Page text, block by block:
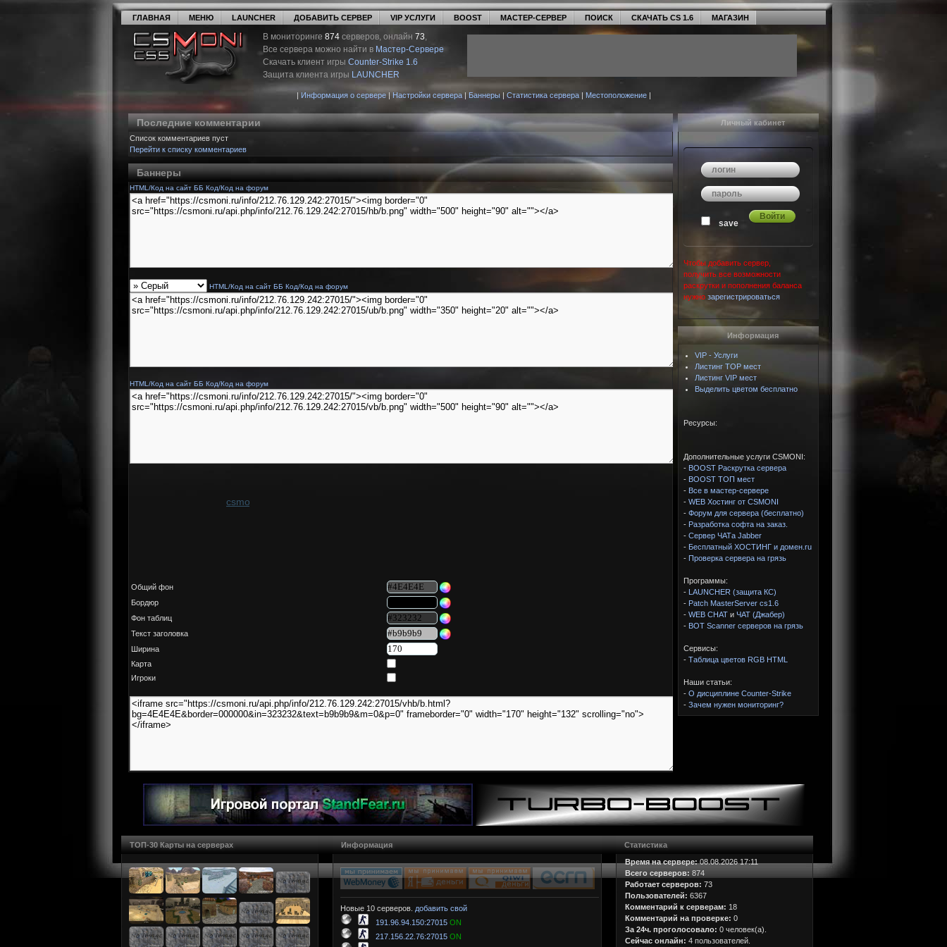
ГЛАВНАЯ МЕНЮ LAUNCHER ДОБАВИТЬ СЕРВЕР VIP УСЛУГИ BOOST МАСТЕР-СЕРВЕР ПОИСК СКАЧАТЬ CS 1.6 МАГАЗИН
В мониторинге 874 серверов, онлайн 73,
Все сервера можно найти в Мастер-Сервере
Скачать клиент игры Counter-Strike 1.6
Защита клиента игры LAUNCHER
| Информация о сервере| Настройки сервера| Баннеры| Статистика сервера| Местоположение|
Последние комментарии
Список комментариев пуст
Перейти к списку комментариев
Баннеры
HTML/Код на сайт ББ Код/Код на форум
HTML/Код на сайт ББ Код/Код на форум
HTML/Код на сайт ББ Код/Код на форум
Общий фон
Бордюр
Фон таблиц
Текст заголовка
Ширина
Карта
Игроки
Личный кабинет
save
Чтобы добавить сервер,
получить все возможности
раскрутки и пополнения баланса
нужно зарегистрироваться
Информация
VIP - Услуги
Листинг TOP мест
Листинг VIP мест
Выделить цветом бесплатно
Ресурсы:
Дополнительные услуги CSMONI:
- BOOST Раскрутка сервера
- BOOST ТОП мест
- Все в мастер-сервере
- WEB Хостинг от CSMONI
- Форум для сервера (бесплатно)
- Разработка софта на заказ.
- Сервер ЧАТа Jabber
- Бесплатный ХОСТИНГ и домен.ru
- Проверка сервера на грязь
Программы:
- LAUNCHER (защита КС)
- Patch MasterServer cs1.6
- WEB CHAT и ЧАТ (Джабер)
- BOT Scanner серверов на грязь
Сервисы:
- Таблица цветов RGB HTML
Наши статьи:
- О дисциплине Counter-Strike
- Зачем нужен мониторинг?
ТОП-30 Карты на серверах Информация
Новые 10 серверов. добавить свой
191.96.94.150:27015 ON
217.156.22.76:27015 ON
Статистика
Время на сервере:08.08.2026 17:11
Всего серверов: 874
Работает серверов: 73
Пользователей: 6367
Комментарий к серверам: 18
Комментарий на проверке: 0
За 24ч. проголосовало: 0 человек(а).
Сейчас онлайн: 4 пользователей.